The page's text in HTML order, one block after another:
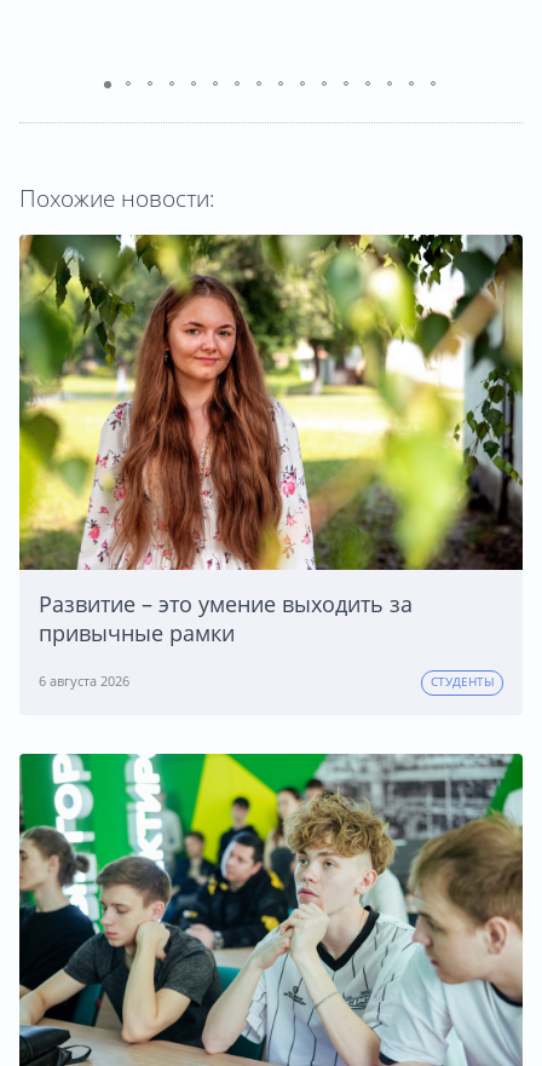
Похожие новости:
Развитие – это умение выходить за
привычные рамки
6 августа 2026 СТУДЕНТЫ